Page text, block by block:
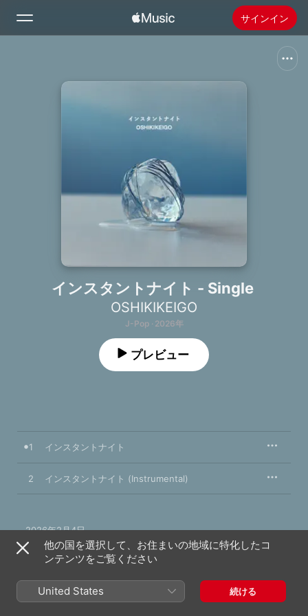
サインイン
インスタントナイト - Single
OSHIKIKEIGO
J-Pop · 2026年
プレビュー
1 インスタントナイト
2 インスタントナイト (Instrumental)
2026年2月4日
2曲、6分
A UNIVERSAL SIGMA / OK Lab. release; ℗ 2026 UNIVERSAL
MUSIC LLC
他の国を選択して、お住まいの地域に特化したコ
ンテンツをご覧ください
United States 続ける